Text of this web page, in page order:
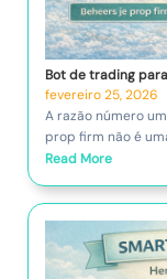
Bot de trading
fevereiro 25, 2026
A razão número
prop firm não é
Read More